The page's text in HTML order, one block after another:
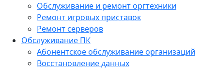
Обслуживание и ремонт оргтехники
Ремонт игровых приставок
Ремонт серверов
Обслуживание ПК
Абонентское обслуживание организаций
Восстановление данных